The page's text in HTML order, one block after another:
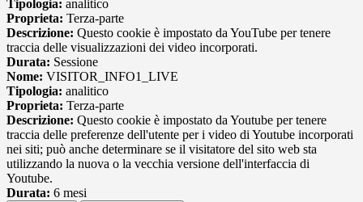
Tipologia: analitico
Proprieta: Terza-parte
Descrizione: Questo cookie è impostato da YouTube per tenere
traccia delle visualizzazioni dei video incorporati.
Durata: Sessione
Nome: VISITOR_INFO1_LIVE
Tipologia: analitico
Proprieta: Terza-parte
Descrizione: Questo cookie è impostato da Youtube per tenere
traccia delle preferenze dell'utente per i video di Youtube incorporati
nei siti; può anche determinare se il visitatore del sito web sta
utilizzando la nuova o la vecchia versione dell'interfaccia di
Youtube.
Durata: 6 mesi